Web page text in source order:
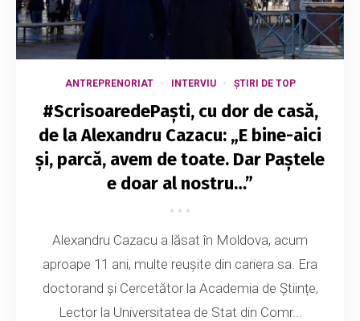
ANTREPRENORIAT INTERVIU ȘTIRI DE TOP
#ScrisoaredePaști, cu dor de casă,
de la Alexandru Cazacu: „E bine-aici
și, parcă, avem de toate. Dar Paștele
e doar al nostru…”
Alexandru Cazacu a lăsat în Moldova, acum
aproape 11 ani, multe reușite din cariera sa. Era
doctorand și Cercetător la Academia de Științe,
Lector la Universitatea de Stat din Comr...